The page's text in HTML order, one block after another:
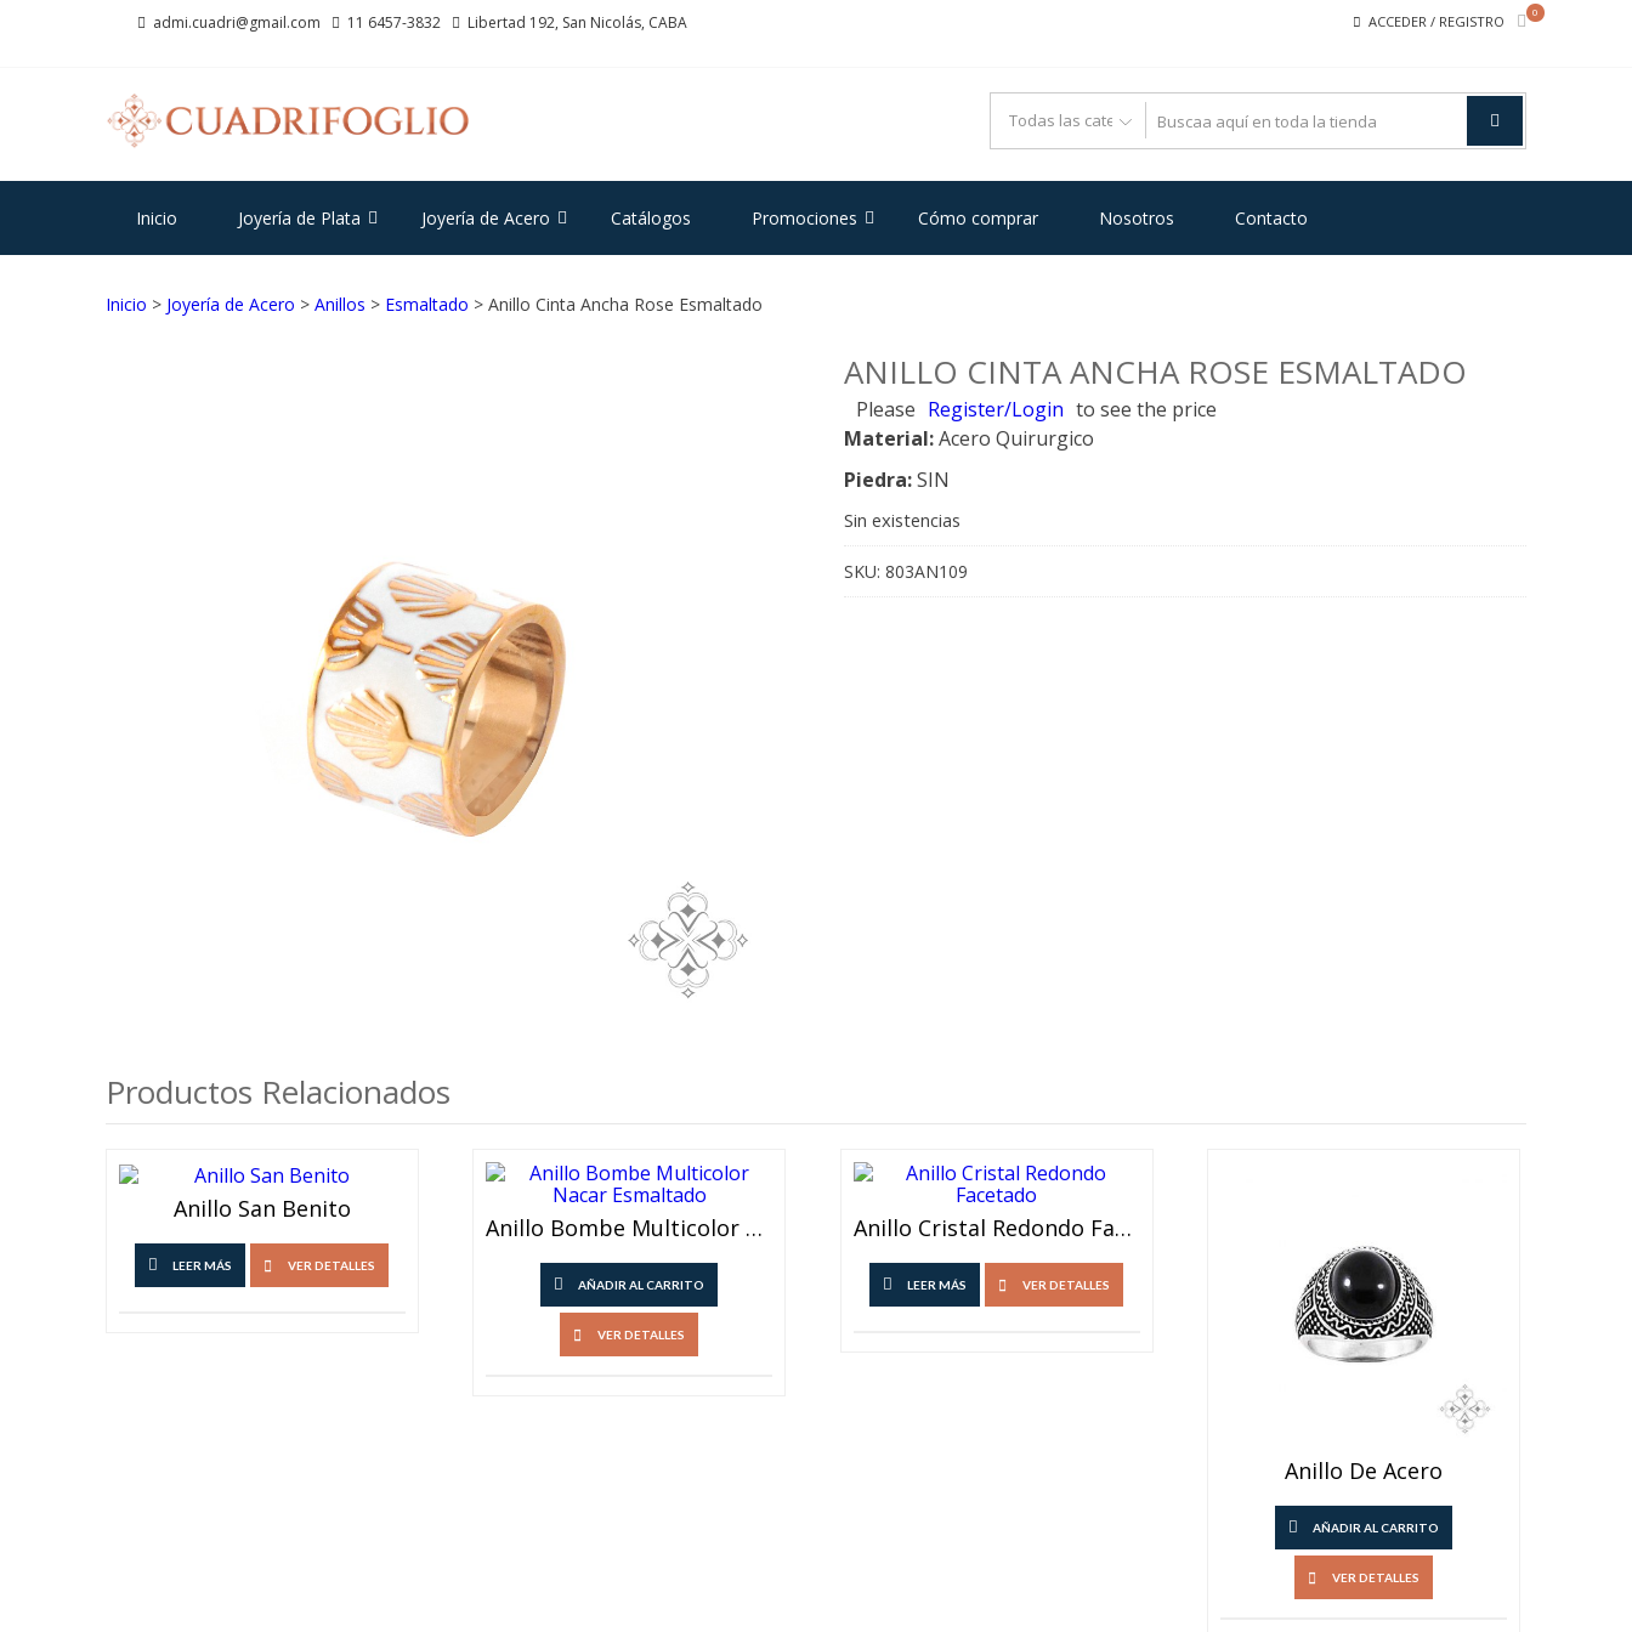
admi.cuadri@gmail.com 11 6457-3832 Libertad 192, San Nicolás, CABA ACCEDER / REGISTRO
0
Inicio Joyería de Plata Joyería de Acero Catálogos Promociones Cómo comprar Nosotros Contacto
Inicio > Joyería de Acero > Anillos > Esmaltado > Anillo Cinta Ancha Rose Esmaltado
ANILLO CINTA ANCHA ROSE ESMALTADO
Please Register/Login to see the price
Material:Acero Quirurgico
Piedra:SIN
Sin existencias
SKU:803AN109
Productos Relacionados
Anillo San Benito
LEER MÁS VER DETALLES
Anillo Bombe Multicolor Nacar Esmaltado
AÑADIR AL CARRITO
VER DETALLES
Anillo Cristal Redondo Facetado
LEER MÁS VER DETALLES
Anillo De Acero
AÑADIR AL CARRITO
VER DETALLES